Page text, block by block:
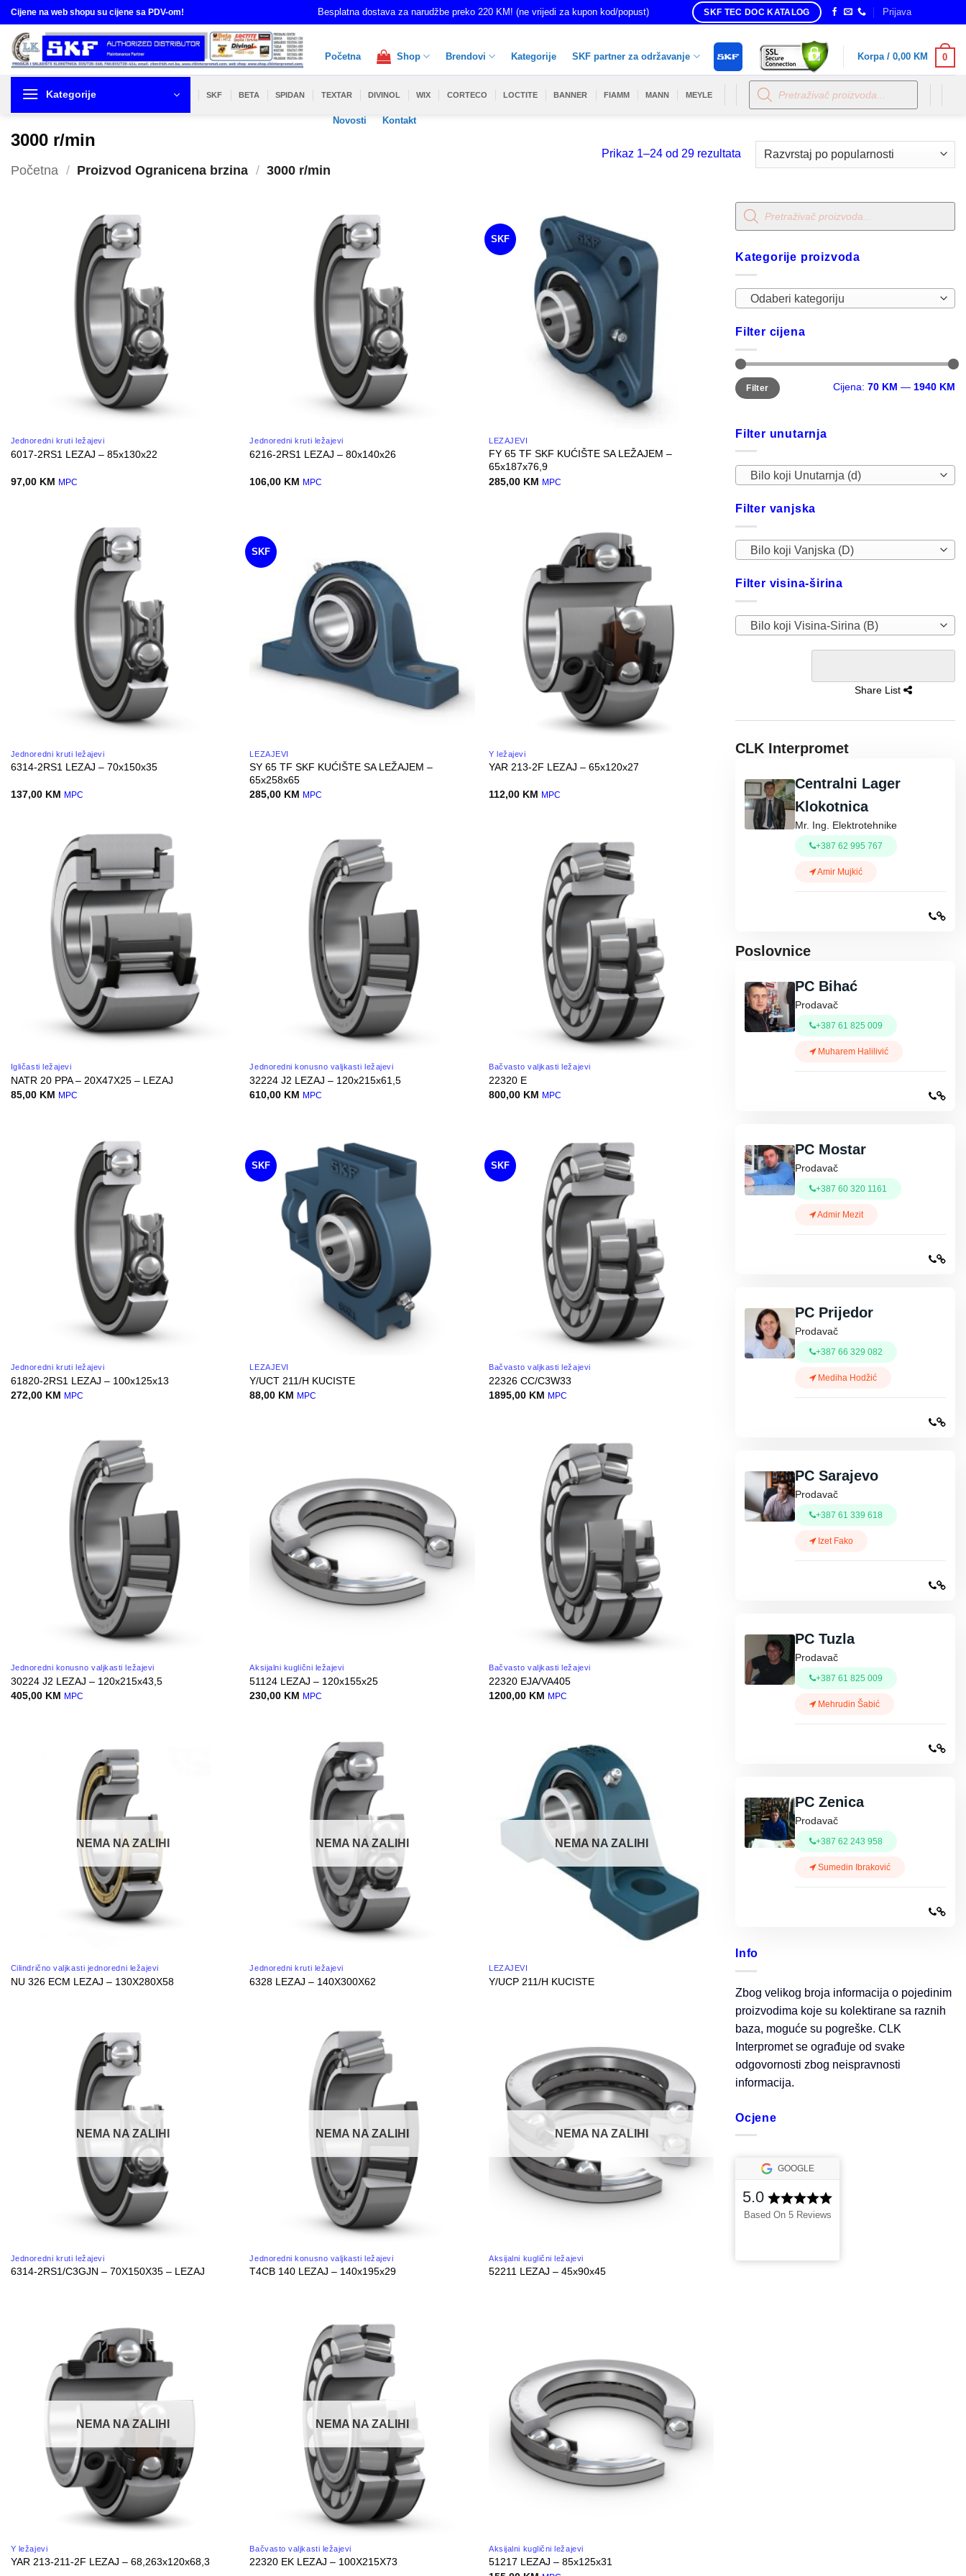
Skip
to
content
Cijene na web shopu su cijene sa PDV-om! Besplatna dostava za narudžbe preko 220 KM! (ne vrijedi za kupon kod/popust) SKF TEC DOC KATALOG Prijava
Početna Shop Brendovi Kategorije SKF partner za održavanje
Novosti Kontakt
Korpa / 0,00 KM 0
Kategorije SKF BETA SPIDAN TEXTAR DIVINOL WIX CORTECO LOCTITE BANNER FIAMM MANN MEYLE
Products
search
3000 r/min
Početna / Proizvod Ogranicena brzina / 3000 r/min
Prikaz 1–24 od 29 rezultataSorted
Jednoredni kruti ležajevi
6017-2RS1 LEZAJ – 85x130x22
97,00 KM MPC
Jednoredni kruti ležajevi
6216-2RS1 LEZAJ – 80x140x26
106,00 KM MPC
SKF
LEŽAJEVI
FY 65 TF SKF KUĆIŠTE SA LEŽAJEM –
65x187x76,9
285,00 KM MPC
Jednoredni kruti ležajevi
6314-2RS1 LEZAJ – 70x150x35
137,00 KM MPC
SKF
LEŽAJEVI
SY 65 TF SKF KUĆIŠTE SA LEŽAJEM –
65x258x65
285,00 KM MPC
Y ležajevi
YAR 213-2F LEZAJ – 65x120x27
112,00 KM MPC
Igličasti ležajevi
NATR 20 PPA – 20X47X25 – LEZAJ
85,00 KM MPC
Jednoredni konusno valjkasti ležajevi
32224 J2 LEZAJ – 120x215x61,5
610,00 KM MPC
Bačvasto valjkasti ležajevi
22320 E
800,00 KM MPC
Jednoredni kruti ležajevi
61820-2RS1 LEZAJ – 100x125x13
272,00 KM MPC
SKF
LEŽAJEVI
Y/UCT 211/H KUCISTE
88,00 KM MPC
SKF
Bačvasto valjkasti ležajevi
22326 CC/C3W33
1895,00 KM MPC
Jednoredni konusno valjkasti ležajevi
30224 J2 LEZAJ – 120x215x43,5
405,00 KM MPC
Aksijalni kuglični ležajevi
51124 LEZAJ – 120x155x25
230,00 KM MPC
Bačvasto valjkasti ležajevi
22320 EJA/VA405
1200,00 KM MPC
NEMA NA ZALIHI
Cilindrično valjkasti jednoredni ležajevi
NU 326 ECM LEZAJ – 130X280X58
NEMA NA ZALIHI
Jednoredni kruti ležajevi
6328 LEZAJ – 140X300X62
NEMA NA ZALIHI
LEŽAJEVI
Y/UCP 211/H KUCISTE
NEMA NA ZALIHI
Jednoredni kruti ležajevi
6314-2RS1/C3GJN – 70X150X35 – LEZAJ
NEMA NA ZALIHI
Jednoredni konusno valjkasti ležajevi
T4CB 140 LEZAJ – 140x195x29
NEMA NA ZALIHI
Aksijalni kuglični ležajevi
52211 LEZAJ – 45x90x45
NEMA NA ZALIHI
Y ležajevi
YAR 213-211-2F LEZAJ – 68,263x120x68,3
NEMA NA ZALIHI
Bačvasto valjkasti ležajevi
22320 EK LEZAJ – 100X215X73
Aksijalni kuglični ležajevi
51217 LEZAJ – 85x125x31
Products
search
Kategorije proizvoda
Odaberi kategoriju
Filter cijena
Minimalna
cijena
Maksimalna
cijena
Filter Cijena: 70 KM — 1940 KM
Filter unutarnja
Bilo koji Unutarnja (d)
Filter vanjska
Bilo koji Vanjska (D)
Filter visina-širina
Bilo koji Visina-Sirina (B)
Share List
CLK Interpromet
Centralni Lager
Klokotnica
Mr. Ing. Elektrotehnike
+387 62 995 767
Amir Mujkić
Poslovnice
PC Bihać
Prodavač
+387 61 825 009
Muharem Halilivić
PC Mostar
Prodavač
+387 60 320 1161
Admir Mezit
PC Prijedor
Prodavač
+387 66 329 082
Mediha Hodžić
PC Sarajevo
Prodavač
+387 61 339 618
Izet Fako
PC Tuzla
Prodavač
+387 61 825 009
Mehrudin Šabić
PC Zenica
Prodavač
+387 62 243 958
Sumedin Ibraković
Info
Zbog velikog broja informacija o pojedinim
proizvodima koje su kolektirane sa raznih
baza, moguće su pogreške. CLK
Interpromet se ograđuje od svake
odgovornosti zbog neispravnosti
informacija.
Ocjene
GOOGLE
5.0
Based On 5 Reviews